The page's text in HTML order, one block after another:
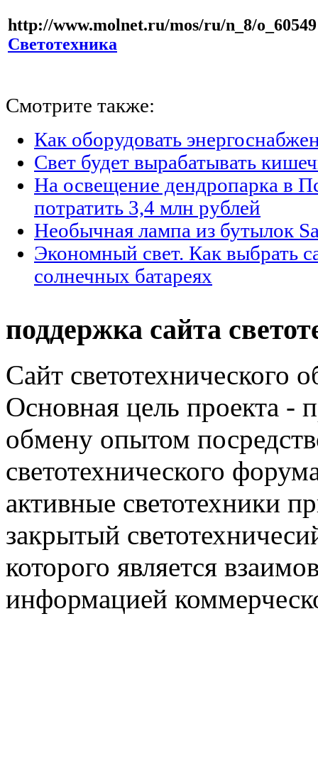
http://www.molnet.ru/mos/ru/n_8/o_60549
Светотехника
Смотрите также:
Как оборудовать
Свет будет вырабатывать
На освещение дендропарка в
потратить 3,4 млн рублей
Необычная лампа из бутылок
Экономный свет. Как выбрать
солнечных батареях
поддержка сайта
Сайт светотехнического
Основная цель проекта -
обмену опытом
светотехнического
активные светотехники
закрытый
которого является
информацией